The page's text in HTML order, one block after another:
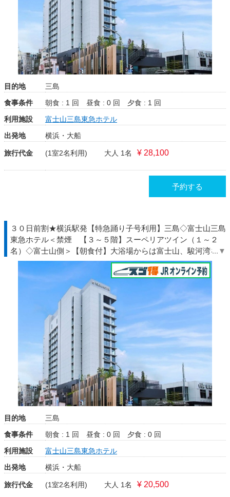
目的地
三島
食事条件
朝食 : 1 回 昼食 : 0 回
夕食 : 1 回
利用施設
富士山三島東急ホテル
出発地
横浜・大船
旅行代金 (1室2名利用) 大人 1名 ¥ 28,100
予約する
３０日前割★横浜駅発【特急踊り子号利用】三島◇富士山三島
東急ホテル＜禁煙 【３～５階】スーペリアツイン（１～２
名）◇富士山側＞【朝食付】大浴場からは富士山、駿河湾を望
む大絶景◆伊豆◇ＪＲきっぷ駅受取
目的地
三島
食事条件
朝食 : 1 回 昼食 : 0 回
夕食 : 0 回
利用施設
富士山三島東急ホテル
出発地
横浜・大船
旅行代金 (1室2名利用) 大人 1名 ¥ 20,500